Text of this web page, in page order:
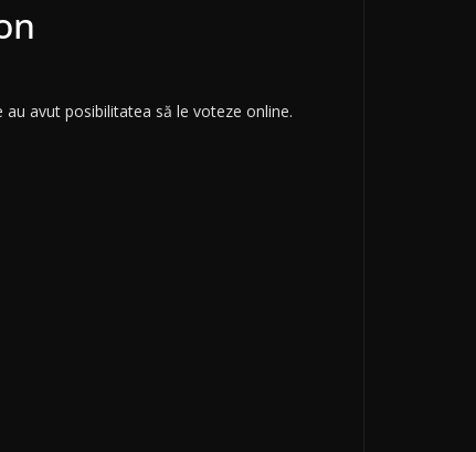
avut posibilitatea să le voteze online.